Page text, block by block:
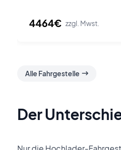
4464€ zzgl. Mwst.
Alle Fahrgestelle
Der